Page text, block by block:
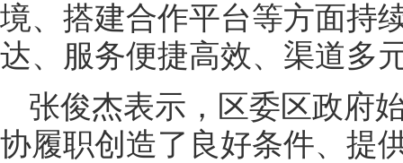
境、搭建合作平台等方面持
达、服务便捷高效、渠道多
张俊杰表示，区委区政府
协履职创造了良好条件、提